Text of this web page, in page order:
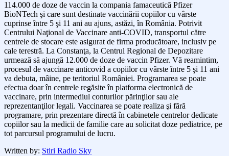
114.000 de doze de vaccin la compania famaceutică Pfizer
BioNTech şi care sunt destinate vaccinării copiilor cu vârste
cuprinse între 5 şi 11 ani au ajuns, astăzi, în România. Potrivit
Centrului Naţional de Vaccinare anti-COVID, transportul către
centrele de stocare este asigurat de firma producătoare, inclusiv pe
cale terestră. La Constanţa, la Centrul Regional de Depozitare
urmează să ajungă 12.000 de doze de vaccin Pfizer. Vă reamintim,
procesul de vaccinare anticovid a copiilor cu vârste între 5 şi 11 ani
va debuta, mâine, pe teritoriul României. Programarea se poate
efectua doar în centrele regăsite în platforma electronică de
vaccinare, prin intermediul conturilor părinţilor sau ale
reprezentanţilor legali. Vaccinarea se poate realiza şi fără
programare, prin prezentare directă în cabinetele centrelor dedicate
copiilor sau la medicii de familie care au solicitat doze pediatrice, pe
tot parcursul programului de lucru.
Written by: Stiri Radio Sky